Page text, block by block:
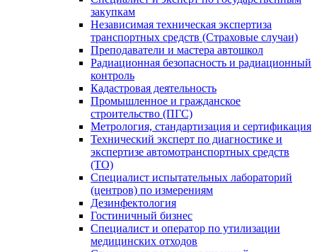
закупкам
Независимая техническая экспертиза
транспортных средств (Страховые случаи)
Преподаватели и мастера автошкол
Радиационная безопасность и радиационный
контроль
Кадастровая деятельность
Промышленное и гражданское
строительство (ПГС)
Метрология, стандартизация и сертификация
Технический эксперт по диагностике и
экспертизе автомотранспортных средств
(ТО)
Специалист испытательных лабораторий
(центров) по измерениям
Дезинфектология
Гостиничный бизнес
Специалист и оператор по утилизации
медицинских отходов